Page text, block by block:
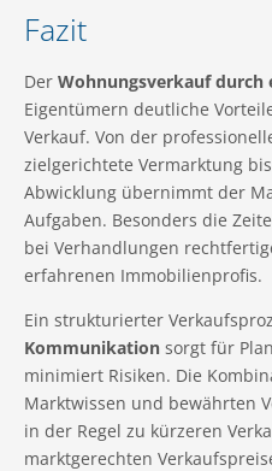
Fazit
Der Wohnungsverkauf durch
Eigentümern deutliche
Verkauf. Von der
zielgerichtete Vermarktung
Abwicklung übernimmt der
Aufgaben. Besonders die
bei Verhandlungen
erfahrenen Immobilienprofis.
Ein strukturierter
Kommunikation sorgt für
minimiert Risiken. Die
Marktwissen und bewährten
in der Regel zu kürzeren
marktgerechten